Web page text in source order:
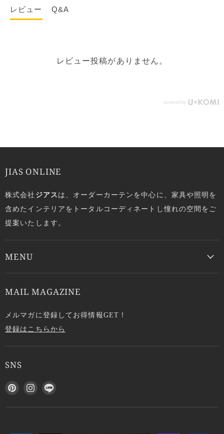
レビュー Q&A
レビュー投稿がありません。
JIAS ONLINE
株式会社 ジアスは、オーダーカーテンを中心に、家具や照明を
含めたインテリアをトータルコーディネートし憧れの空間をご
提案いたします。
MENU
MAIL MAGAZINE
メルマガに登録してお得情報GET！
登録はこちらから
SNS
P
n
I
s
L
N